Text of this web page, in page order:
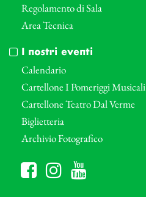
Regolamento di Sala
Area Tecnica
I nostri eventi
Calendario
Cartellone I Pomeriggi Musicali
Cartellone Teatro Dal Verme
Biglietteria
Archivio Fotografico